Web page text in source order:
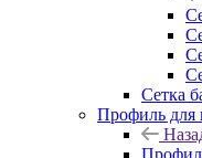
Сетка
Профиль для